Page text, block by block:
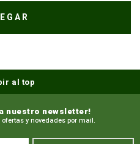
al top
nuestro newsletter!
y novedades por mail.